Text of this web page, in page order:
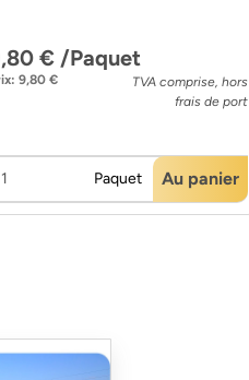
€ /Paquet
9,80 €
TVA comprise, hors
frais de port
Paquet Au panier